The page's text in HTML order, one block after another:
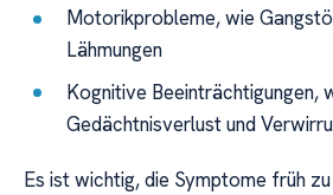
Motorikprobleme, wie
Lähmungen
Kognitive Beeinträchtigungen,
Gedächtnisverlust und
Es ist wichtig, die Symptome früh